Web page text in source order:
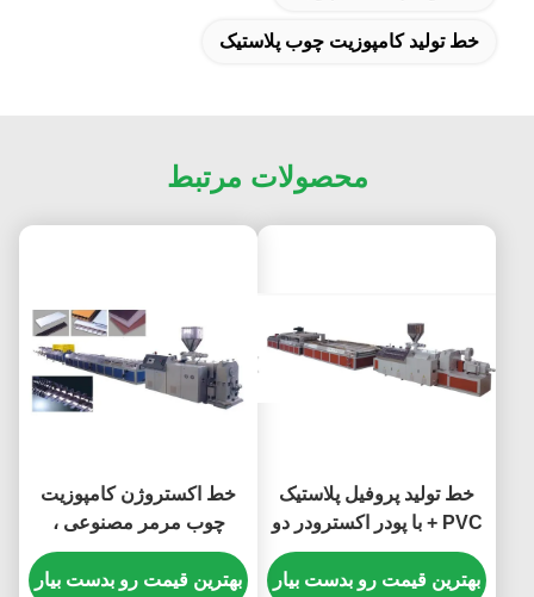
خط تولید کامپوزیت چوب پلاستیک
محصولات مرتبط
خط تولید پروفیل پلاستیک
PVC + با پودر اکسترودر دو
قلو ، خط اکستروژن
کامپوزیت چوب پلاستیک
بهترین قیمت رو بدست بیار
خط اکستروژن کامپوزیت
چوب مرمر مصنوعی ،
ماشین اکستروژن
مشخصات PVC
بهترین قیمت رو بدست بیار